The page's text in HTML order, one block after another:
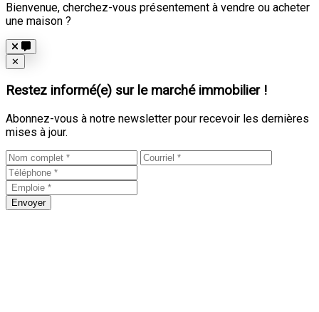
Bienvenue, cherchez-vous présentement à vendre ou acheter
une maison ?
Close
✕
Restez informé(e) sur le marché immobilier !
Abonnez-vous à notre newsletter pour recevoir les dernières
mises à jour.
Envoyer